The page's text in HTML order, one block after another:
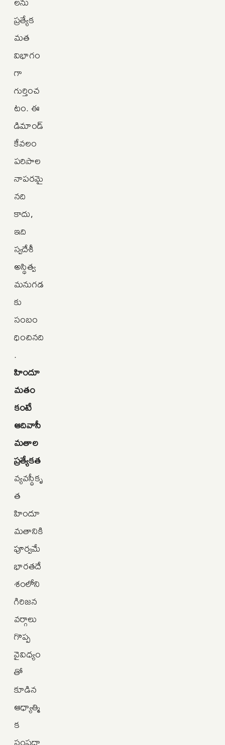
ప్రత్యేక
మత
విభాగం
గా
గుర్తించ
టం. ఈ
డిమాండ్‌
కేవలం
పరిపాల
నాపరమై
నది
కాదు,
ఇది
స్వదేశీ
అస్థిత్వ
మనుగడ
కు
సంబం
ధించినది
.
హిందూ
మతం
కంటే
ఆదివాసీ
మతాల
ప్రత్యేకత
వ్యవస్థీకృ
త
హిందూ
మతానికి
పూర్వమే
భారతదే
శంలోని
గిరిజన
వర్గాలు
గొప్ప
వైవిధ్యం
తో
కూడిన
ఆధ్యాత్మి
క